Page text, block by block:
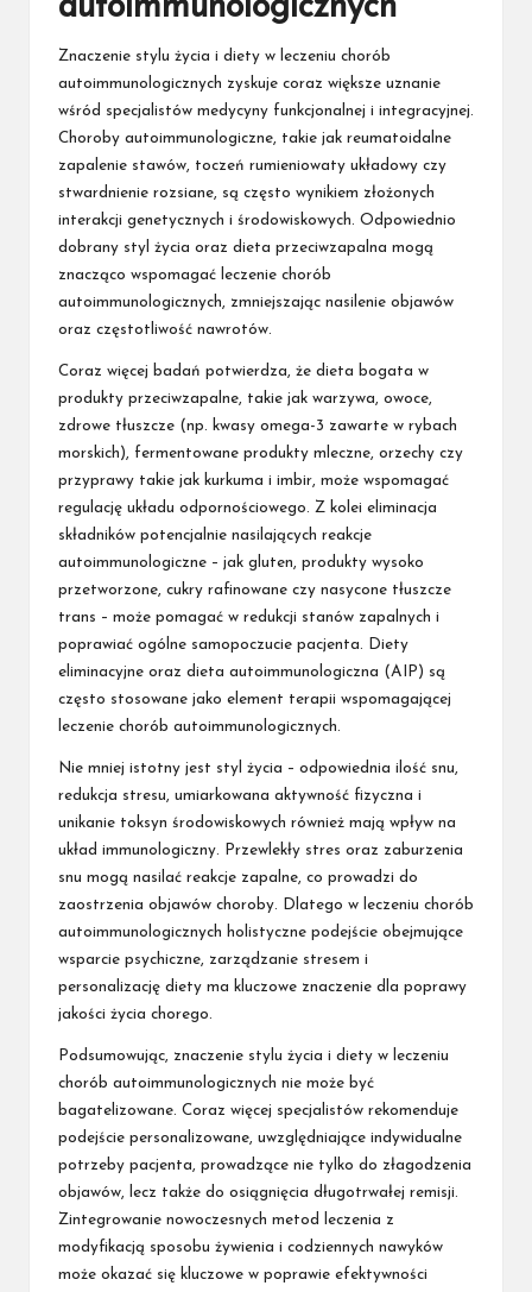
autoimmunologicznych
Znaczenie stylu życia i diety w leczeniu chorób
autoimmunologicznych zyskuje coraz większe uznanie
wśród specjalistów medycyny funkcjonalnej i integracyjnej.
Choroby autoimmunologiczne, takie jak reumatoidalne
zapalenie stawów, toczeń rumieniowaty układowy czy
stwardnienie rozsiane, są często wynikiem złożonych
interakcji genetycznych i środowiskowych. Odpowiednio
dobrany styl życia oraz dieta przeciwzapalna mogą
znacząco wspomagać leczenie chorób
autoimmunologicznych, zmniejszając nasilenie objawów
oraz częstotliwość nawrotów.
Coraz więcej badań potwierdza, że dieta bogata w
produkty przeciwzapalne, takie jak warzywa, owoce,
zdrowe tłuszcze (np. kwasy omega-3 zawarte w rybach
morskich), fermentowane produkty mleczne, orzechy czy
przyprawy takie jak kurkuma i imbir, może wspomagać
regulację układu odpornościowego. Z kolei eliminacja
składników potencjalnie nasilających reakcje
autoimmunologiczne – jak gluten, produkty wysoko
przetworzone, cukry rafinowane czy nasycone tłuszcze
trans – może pomagać w redukcji stanów zapalnych i
poprawiać ogólne samopoczucie pacjenta. Diety
eliminacyjne oraz dieta autoimmunologiczna (AIP) są
często stosowane jako element terapii wspomagającej
leczenie chorób autoimmunologicznych.
Nie mniej istotny jest styl życia – odpowiednia ilość snu,
redukcja stresu, umiarkowana aktywność fizyczna i
unikanie toksyn środowiskowych również mają wpływ na
układ immunologiczny. Przewlekły stres oraz zaburzenia
snu mogą nasilać reakcje zapalne, co prowadzi do
zaostrzenia objawów choroby. Dlatego w leczeniu chorób
autoimmunologicznych holistyczne podejście obejmujące
wsparcie psychiczne, zarządzanie stresem i
personalizację diety ma kluczowe znaczenie dla poprawy
jakości życia chorego.
Podsumowując, znaczenie stylu życia i diety w leczeniu
chorób autoimmunologicznych nie może być
bagatelizowane. Coraz więcej specjalistów rekomenduje
podejście personalizowane, uwzględniające indywidualne
potrzeby pacjenta, prowadzące nie tylko do złagodzenia
objawów, lecz także do osiągnięcia długotrwałej remisji.
Zintegrowanie nowoczesnych metod leczenia z
modyfikacją sposobu żywienia i codziennych nawyków
może okazać się kluczowe w poprawie efektywności